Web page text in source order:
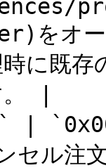
オーダ
に既
。 |
セル注